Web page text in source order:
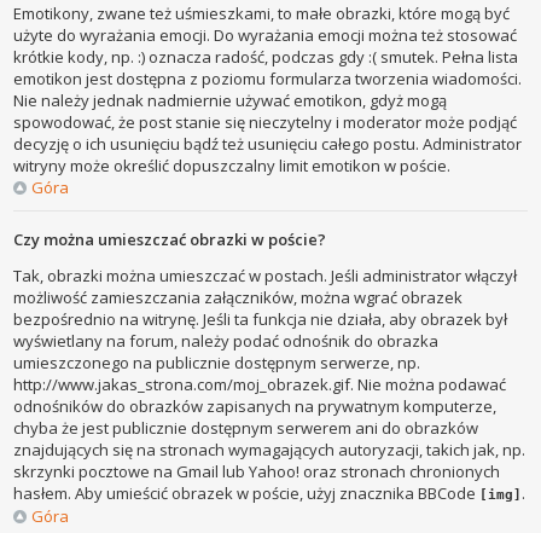
Emotikony, zwane też uśmieszkami, to małe obrazki, które mogą być
użyte do wyrażania emocji. Do wyrażania emocji można też stosować
krótkie kody, np. :) oznacza radość, podczas gdy :( smutek. Pełna lista
emotikon jest dostępna z poziomu formularza tworzenia wiadomości.
Nie należy jednak nadmiernie używać emotikon, gdyż mogą
spowodować, że post stanie się nieczytelny i moderator może podjąć
decyzję o ich usunięciu bądź też usunięciu całego postu. Administrator
witryny może określić dopuszczalny limit emotikon w poście.
Góra
Czy można umieszczać obrazki w poście?
Tak, obrazki można umieszczać w postach. Jeśli administrator włączył
możliwość zamieszczania załączników, można wgrać obrazek
bezpośrednio na witrynę. Jeśli ta funkcja nie działa, aby obrazek był
wyświetlany na forum, należy podać odnośnik do obrazka
umieszczonego na publicznie dostępnym serwerze, np.
http://www.jakas_strona.com/moj_obrazek.gif. Nie można podawać
odnośników do obrazków zapisanych na prywatnym komputerze,
chyba że jest publicznie dostępnym serwerem ani do obrazków
znajdujących się na stronach wymagających autoryzacji, takich jak, np.
skrzynki pocztowe na Gmail lub Yahoo! oraz stronach chronionych
hasłem. Aby umieścić obrazek w poście, użyj znacznika BBCode [img] .
Góra